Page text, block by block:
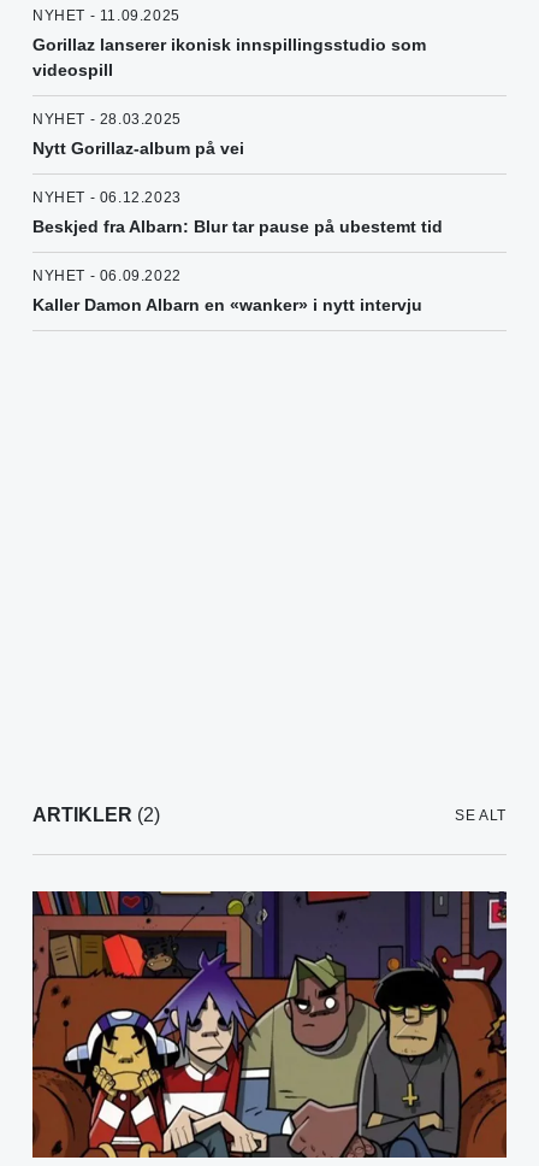
NYHET - 11.09.2025
Gorillaz lanserer ikonisk innspillingsstudio som
videospill
NYHET - 28.03.2025
Nytt Gorillaz-album på vei
NYHET - 06.12.2023
Beskjed fra Albarn: Blur tar pause på ubestemt tid
NYHET - 06.09.2022
Kaller Damon Albarn en «wanker» i nytt intervju
ARTIKLER (2) SE ALT